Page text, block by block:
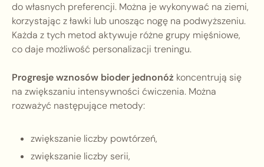
do własnych preferencji. Można je wykonywać na ziemi,
korzystając z ławki lub unosząc nogę na podwyższeniu.
Każda z tych metod aktywuje różne grupy mięśniowe,
co daje możliwość personalizacji treningu.
Progresje wznosów bioder jednonóż koncentrują się
na zwiększaniu intensywności ćwiczenia. Można
rozważyć następujące metody:
zwiększanie liczby powtórzeń,
zwiększanie liczby serii,